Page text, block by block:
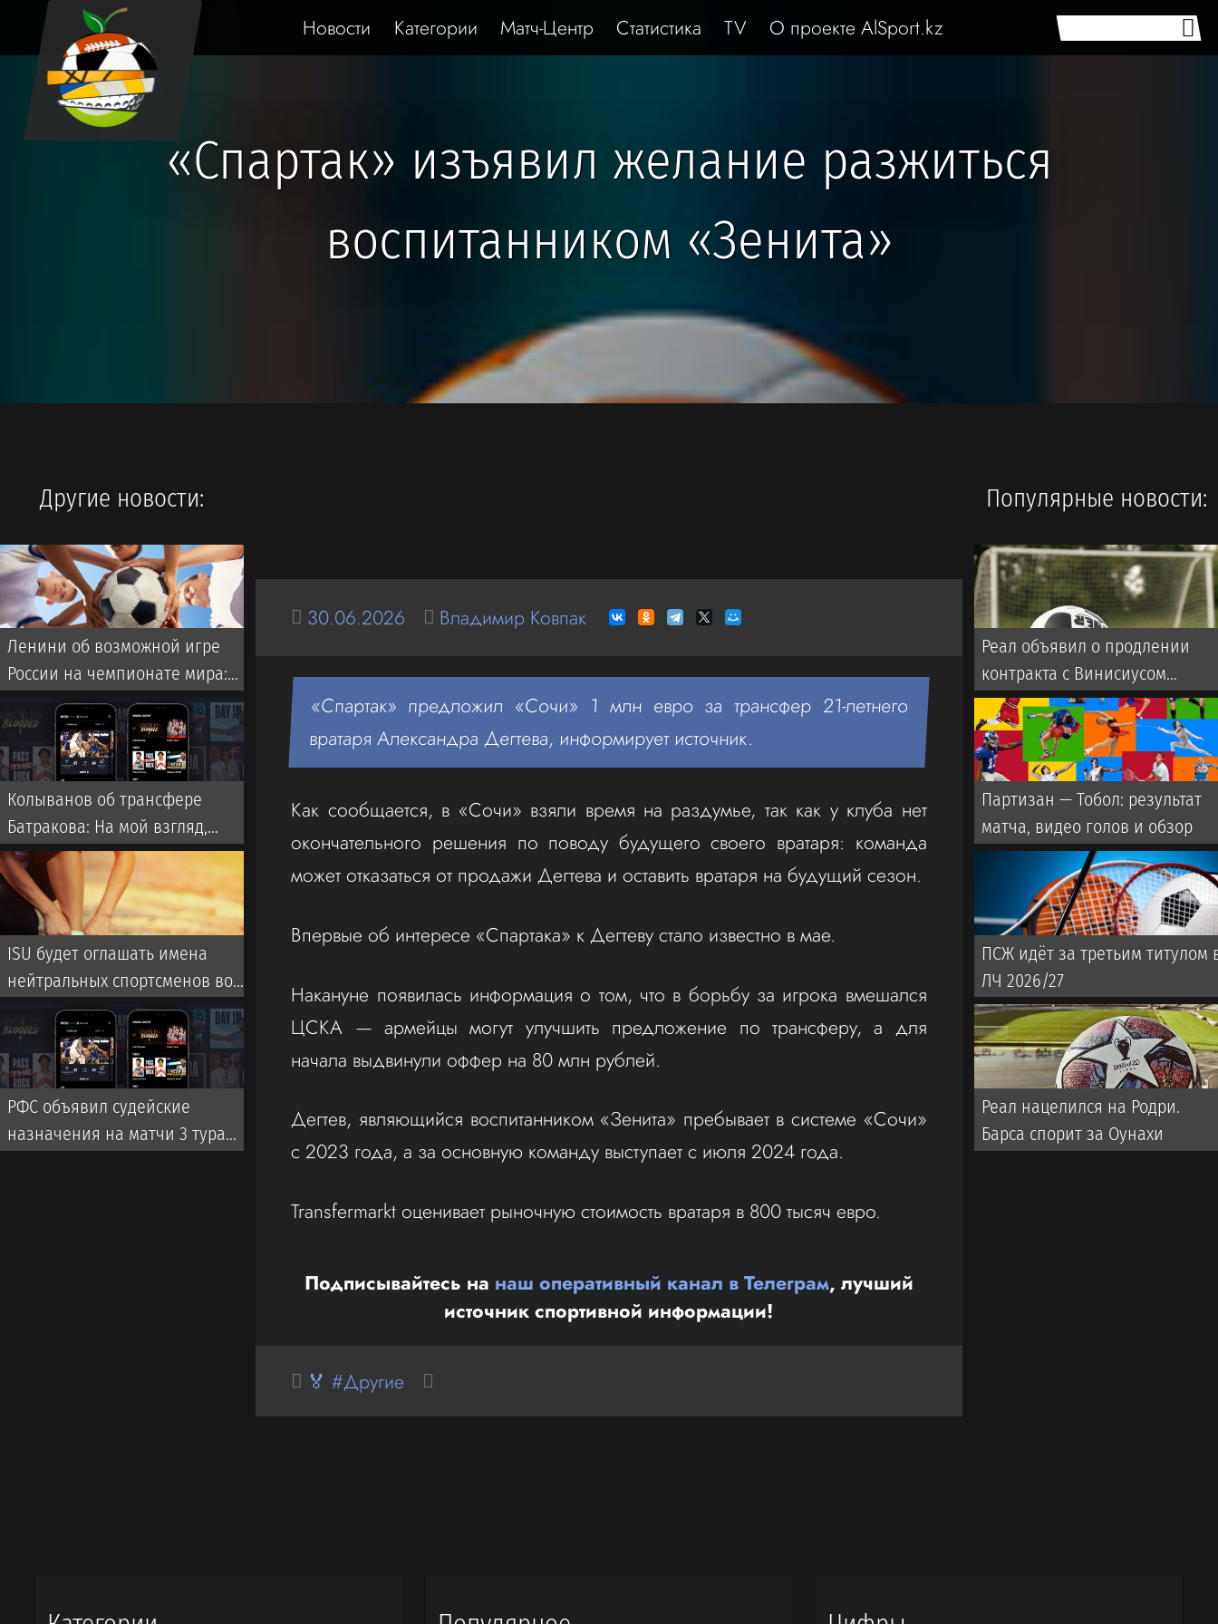
Новости Категории Матч-Центр Статистика TV О проекте AlSport.kz
«Спартак» изъявил желание разжиться
воспитанником «Зенита»
30.06.2026 Владимир Ковпак
«Спартак» предложил «Сочи» 1 млн евро за трансфер 21-летнего
вратаря Александра Дегтева, информирует источник.
Как сообщается, в «Сочи» взяли время на раздумье, так как у клуба нет
окончательного решения по поводу будущего своего вратаря: команда
может отказаться от продажи Дегтева и оставить вратаря на будущий сезон.
Впервые об интересе «Спартака» к Дегтеву стало известно в мае.
Накануне появилась информация о том, что в борьбу за игрока вмешался
ЦСКА — армейцы могут улучшить предложение по трансферу, а для
начала выдвинули оффер на 80 млн рублей.
Дегтев, являющийся воспитанником «Зенита» пребывает в системе «Сочи»
с 2023 года, а за основную команду выступает с июля 2024 года.
Transfermarkt оценивает рыночную стоимость вратаря в 800 тысяч евро.
Подписывайтесь на наш оперативный канал в Телеграм, лучший
источник спортивной информации!
🏅 #Другие
Другие новости:
Ленини об возможной игре
России на чемпионате мира:
Они однозначно прошли бы
далеко
Колыванов об трансфере
Батракова: На мой взгляд,
Батраков заслужил лучшего,
чем чемпионат Турции
ISU будет оглашать имена
нейтральных спортсменов во
время турниров
РФС объявил судейские
назначения на матчи 3 тура
Популярные новости:
Реал объявил о продлении
контракта с Винисиусом
(ВИДЕО)
Партизан — Тобол: результат
матча, видео голов и обзор
ПСЖ идёт за третьим титулом
ЛЧ 2026/27
Реал нацелился на Родри.
Барса спорит за Оунахи